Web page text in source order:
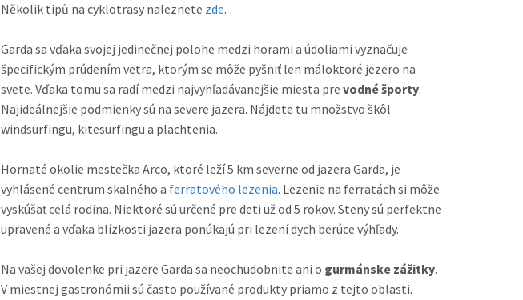
Několik tipů na cyklotrasy naleznete zde.
Garda sa vďaka svojej jedinečnej polohe medzi horami a údoliami vyznačuje
špecifickým prúdením vetra, ktorým se môže pyšniť len máloktoré jezero na
svete. Vďaka tomu sa radí medzi najvyhľadávanejšie miesta pre vodné športy.
Najideálnejšie podmienky sú na severe jazera. Nájdete tu množstvo škôl
windsurfingu, kitesurfingu a plachtenia.
Hornaté okolie mestečka Arco, ktoré leží 5 km severne od jazera Garda, je
vyhlásené centrum skalného a ferratového lezenia. Lezenie na ferratách si môže
vyskúšať celá rodina. Niektoré sú určené pre deti už od 5 rokov. Steny sú perfektne
upravené a vďaka blízkosti jazera ponúkajú pri lezení dych berúce výhľady.
Na vašej dovolenke pri jazere Garda sa neochudobnite ani o gurmánske zážitky.
V miestnej gastronómii sú často používané produkty priamo z tejto oblasti.